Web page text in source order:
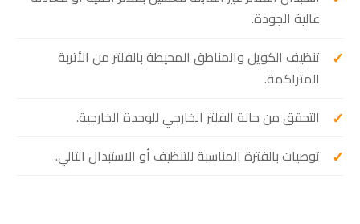
عالية الجودة.
تنظيف الكويل والمناطق المحيطة بالفلتر من الأتربة
المتراكمة.
التحقق من حالة الفلتر الخارجي للوحدة الخارجية.
توصيات بالفترة المناسبة للتنظيف أو الاستبدال التالي.